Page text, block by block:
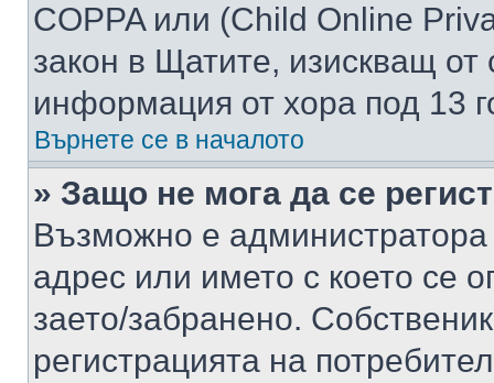
COPPA или (Child Online
закон в Щатите, изискващ от
информация от хора под 13
Върнете се в началото
» Защо не мога да се
Възможно е
адрес или името с което се
заето/забранено.
регистрацията на